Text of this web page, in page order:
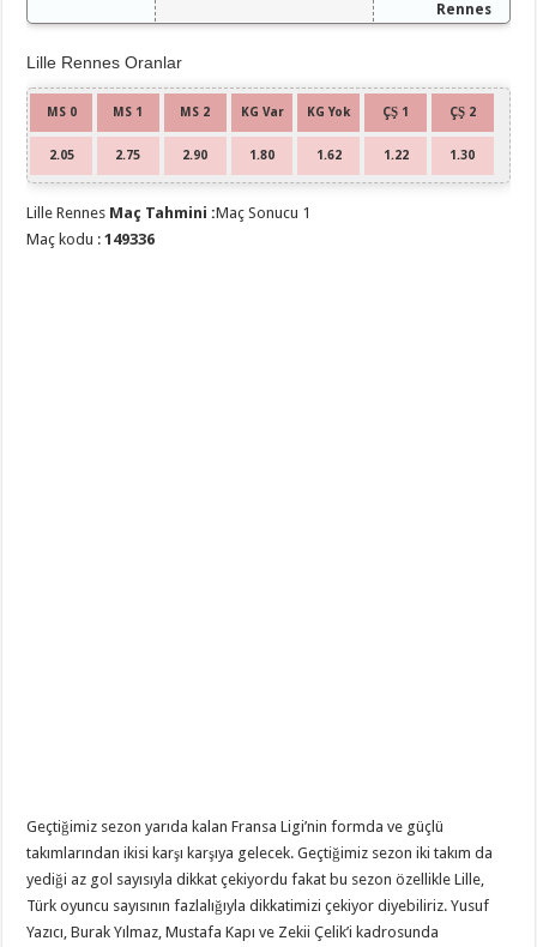
Rennes
Lille Rennes Oranlar
MS 0 MS 1 MS 2 KG Var KG Yok ÇŞ 1 ÇŞ 2
2.05 2.75 2.90 1.80 1.62 1.22 1.30
Lille Rennes Maç Tahmini :Maç Sonucu 1
Maç kodu :149336
Geçtiğimiz sezon yarıda kalan Fransa Ligi’nin formda ve güçlü
takımlarından ikisi karşı karşıya gelecek. Geçtiğimiz sezon iki takım da
yediği az gol sayısıyla dikkat çekiyordu fakat bu sezon özellikle Lille,
Türk oyuncu sayısının fazlalığıyla dikkatimizi çekiyor diyebiliriz. Yusuf
Yazıcı, Burak Yılmaz, Mustafa Kapı ve Zekii Çelik’i kadrosunda